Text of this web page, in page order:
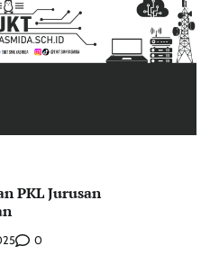
PKL Jurusan
0